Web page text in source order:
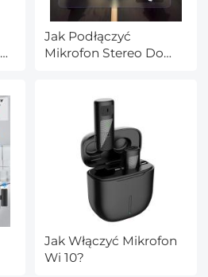
Jak Podłączyć
Mikrofon Stereo Do
Jak Włączyć Mikrofon
Wi 10?